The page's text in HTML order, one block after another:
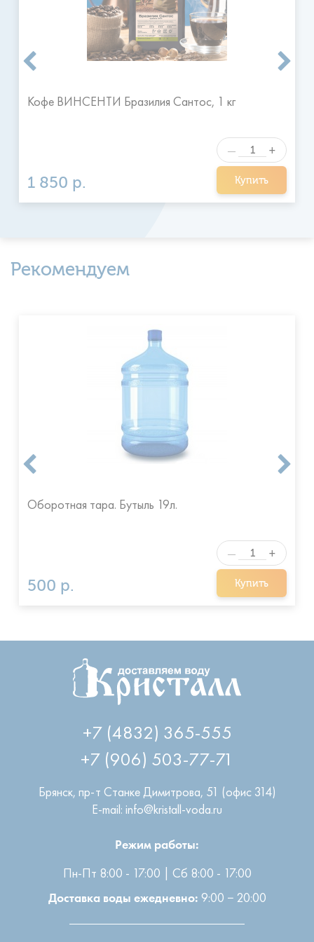
Я ознакомился и согласен с Отправить
на следующий день в удобное для клиента время.
Кофе ВИНСЕНТИ Бразилия Сантос, 1 кг
1 850 р. Купить
— +
Рекомендуем
Оборотная тара. Бутыль 19л.
500 р. Купить
— +
+7 (4832) 365-555
+7 (906) 503-77-71
Брянск
пр-т Станке Димитрова, 51 (офис 314)
E-mail: info@kristall-voda.ru
Режим работы:
Пн-Пт 8:00 - 17:00 | Сб 8:00 - 17:00
Доставка воды ежедневно: 9:00 − 20:00